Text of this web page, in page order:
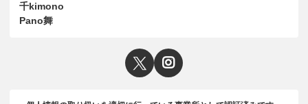
千kimono
Pano舞